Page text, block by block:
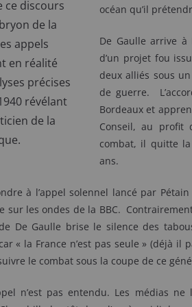
ce discours
de la
appels
en réalité
précises
révélant
de la
océan qu’il
De Gaulle arrive
d’un projet fou
deux alliés sous
de guerre.
Bordeaux et
Conseil, au profit
combat, il quitte
ans.
à l’appel solennel lancé par
sur les ondes de la BBC.
De Gaulle brise le silence des
« la France n’est pas seule » (déjà il
le combat sous la coupe de ce
n’est pas entendu. Les médias